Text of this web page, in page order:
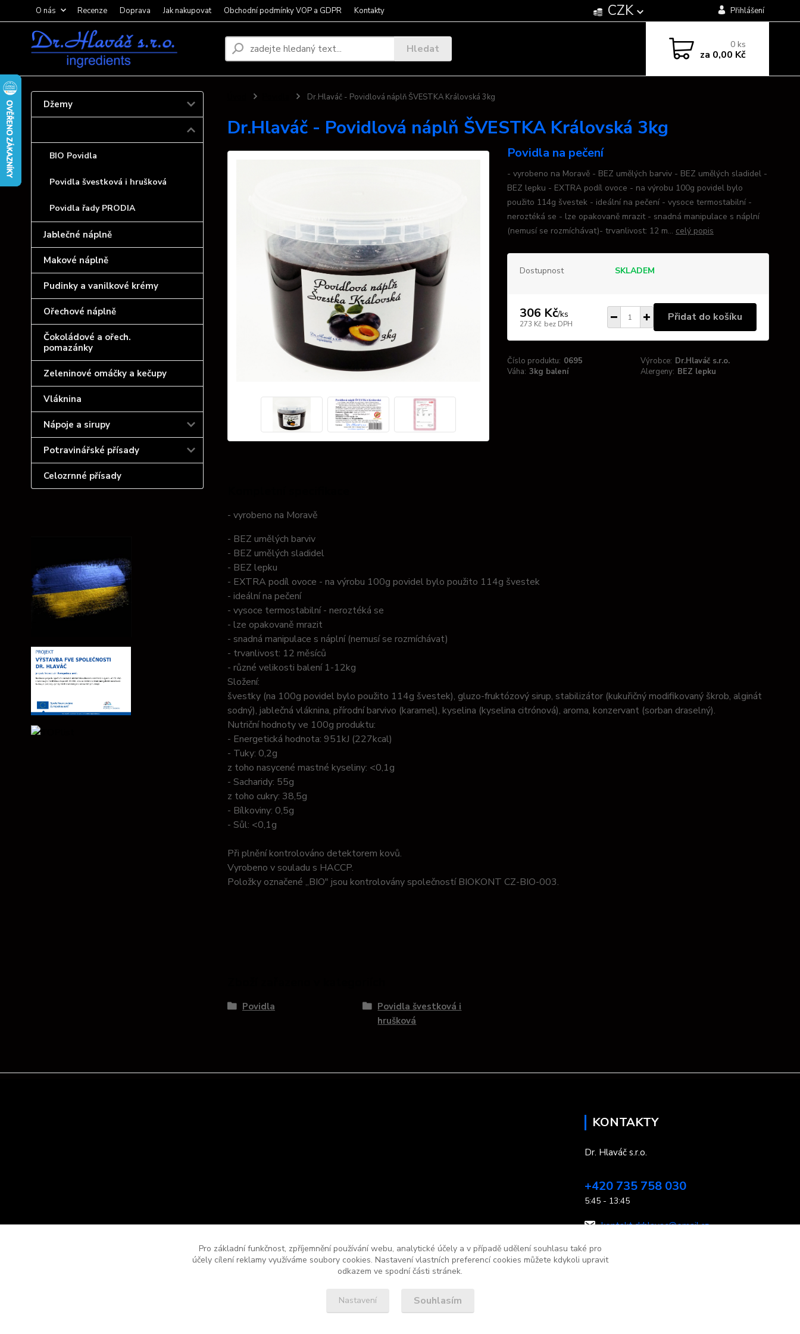
O nás Recenze Doprava Jak nakupovat Obchodní podmínky VOP a GDPR Kontakty CZK Přihlášení
Hledat 0ks
za 0,00 Kč
Džemy
BIO Povidla
Povidla švestková i hrušková
Povidla řady PRODIA
Jablečné náplně
Makové náplně
Pudinky a vanilkové krémy
Ořechové náplně
Čokoládové a ořech.
pomazánky
Zeleninové omáčky a kečupy
Vláknina
Nápoje a sirupy
Potravinářské přísady
Celozrnné přísady
Dr.Hlaváč - Povidlová náplň ŠVESTKA Královská 3kg
Dr.Hlaváč - Povidlová náplň ŠVESTKA Královská 3kg
Povidla na pečení
- vyrobeno na Moravě - BEZ umělých barviv - BEZ umělých sladidel -
BEZ lepku - EXTRA podíl ovoce - na výrobu 100g povidel bylo
použito 114g švestek - ideální na pečení - vysoce termostabilní -
neroztéká se - lze opakovaně mrazit - snadná manipulace s náplní
(nemusí se rozmíchávat)- trvanlivost: 12 m... celý popis
Dostupnost SKLADEM
306 Kč/ks
273 Kč bez DPH
Přidat do košíku
Číslo produktu: 0695 Výrobce: Dr.Hlaváč s.r.o.
Váha: 3kg balení Alergeny: BEZ lepku
- vyrobeno na Moravě
- BEZ umělých barviv
- BEZ umělých sladidel
- BEZ lepku
- EXTRA podíl ovoce - na výrobu 100g povidel bylo použito 114g švestek
- ideální na pečení
- vysoce termostabilní - neroztéká se
- lze opakovaně mrazit
- snadná manipulace s náplní (nemusí se rozmíchávat)
- trvanlivost: 12 měsíců
- různé velikosti balení 1-12kg
Složení:
švestky (na 100g povidel bylo použito 114g švestek), gluzo-fruktózový sirup, stabilizátor (kukuřičný modifikovaný škrob, alginát
sodný), jablečná vláknina, přírodní barvivo (karamel), kyselina (kyselina citrónová), aroma, konzervant (sorban draselný).
Nutriční hodnoty ve 100g produktu:
- Energetická hodnota: 951kJ (227kcal)
- Tuky: 0,2g
z toho nasycené mastné kyseliny: <0,1g
- Sacharidy: 55g
z toho cukry: 38,5g
- Bílkoviny: 0,5g
- Sůl: <0,1g
Při plnění kontrolováno detektorem kovů.
Vyrobeno v souladu s HACCP.
Položky označené ,,BIO" jsou kontrolovány společností BIOKONT CZ-BIO-003.
Povidla
Povidla švestková i
hrušková
KONTAKTY
Dr. Hlaváč s.r.o.
+420 735 758 030
5:45 - 13:45
kontakt.drhlavac@email.cz
Pro základní funkčnost, zpříjemnění používání webu, analytické účely a v případě udělení souhlasu také pro
účely cílení reklamy využíváme soubory cookies. Nastavení vlastních preferencí cookies můžete kdykoli upravit
odkazem ve spodní části stránek.
Nastavení Souhlasím